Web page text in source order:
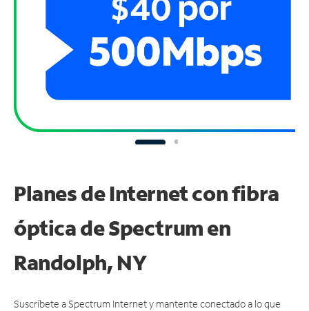
Planes de Internet con fibra
óptica de Spectrum en
Randolph, NY
Suscríbete a Spectrum Internet y mantente conectado a lo que